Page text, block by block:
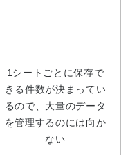
1シートごとに保存で
きる件数が決まってい
るので、大量のデータ
を管理するのには向か
ない